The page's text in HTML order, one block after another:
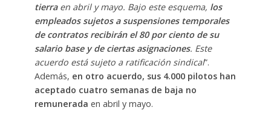
tierraen abril y mayo. Bajo este esquema, los
empleados sujetos a suspensiones temporales
de contratos recibirán el 80 por ciento de su
salario base y de ciertas asignaciones. Este
acuerdo está sujeto a ratificación sindical”.
Además, en otro acuerdo, sus 4.000 pilotos han
aceptado cuatro semanas de baja no
remunerada en abril y mayo.